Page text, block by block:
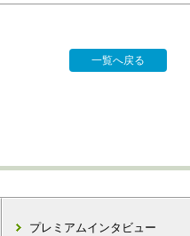
一覧へ戻る
プレミアムインタビュー